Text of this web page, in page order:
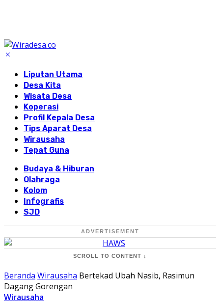
Liputan Utama
Desa Kita
Wisata Desa
Koperasi
Profil Kepala Desa
Tips Aparat Desa
Wirausaha
Tepat Guna
Budaya & Hiburan
Olahraga
Kolom
Infografis
SJD
ADVERTISEMENT
SCROLL TO CONTENT ↓
Beranda Wirausaha Bertekad Ubah Nasib, Rasimun
Dagang Gorengan
Wirausaha